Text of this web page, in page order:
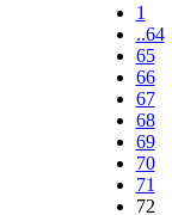
1
..64
65
66
67
68
69
70
71
72